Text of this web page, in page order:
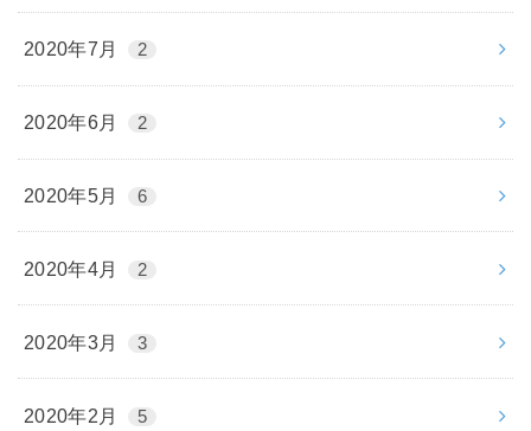
2020年7月 2
2020年6月 2
2020年5月 6
2020年4月 2
2020年3月 3
2020年2月 5